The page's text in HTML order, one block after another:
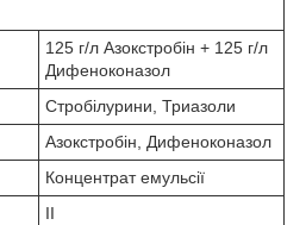
125 г/л Азокстробін + 125 г/л
Дифеноконазол
Стробілурини, Триазоли
Азокстробін, Дифеноконазол
Концентрат емульсії
ІІ